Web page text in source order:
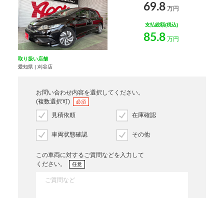
69.8 万円
支払総額(税込)
85.8 万円
取り扱い店舗
愛知県 | 刈谷店
お問い合わせ内容を選択してください。
(複数選択可)
必須
見積依頼 在庫確認
車両状態確認 その他
この車両に対するご質問などを入力して
ください。
任意